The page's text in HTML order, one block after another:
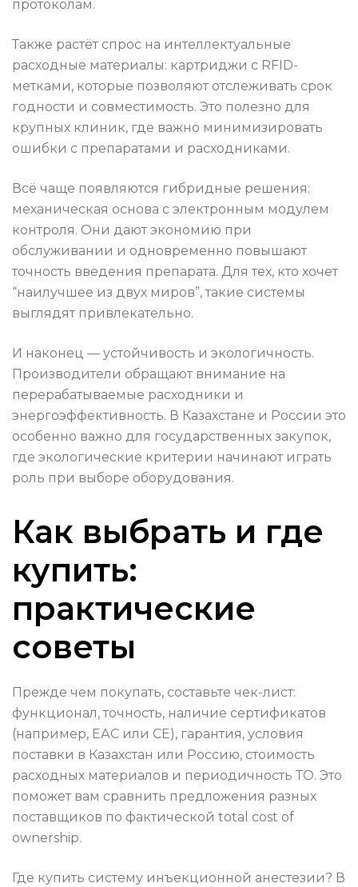
протоколам.
Также растёт спрос на интеллектуальные
расходные материалы: картриджи с RFID-
метками, которые позволяют отслеживать срок
годности и совместимость. Это полезно для
крупных клиник, где важно минимизировать
ошибки с препаратами и расходниками.
Всё чаще появляются гибридные решения:
механическая основа с электронным модулем
контроля. Они дают экономию при
обслуживании и одновременно повышают
точность введения препарата. Для тех, кто хочет
“наилучшее из двух миров”, такие системы
выглядят привлекательно.
И наконец — устойчивость и экологичность.
Производители обращают внимание на
перерабатываемые расходники и
энергоэффективность. В Казахстане и России это
особенно важно для государственных закупок,
где экологические критерии начинают играть
роль при выборе оборудования.
Как выбрать и где
купить:
практические
советы
Прежде чем покупать, составьте чек-лист:
функционал, точность, наличие сертификатов
(например, ЕАС или CE), гарантия, условия
поставки в Казахстан или Россию, стоимость
расходных материалов и периодичность ТО. Это
поможет вам сравнить предложения разных
поставщиков по фактической total cost of
ownership.
Где купить систему инъекционной анестезии? В